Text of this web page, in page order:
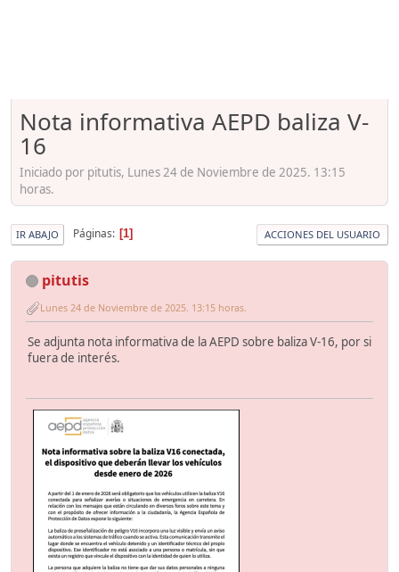
Nota informativa AEPD baliza V-
16
Iniciado por pitutis, Lunes 24 de Noviembre de 2025. 13:15
horas.
IR ABAJO Páginas 1 ACCIONES DEL USUARIO
pitutis
Lunes 24 de Noviembre de 2025. 13:15 horas.
Se adjunta nota informativa de la AEPD sobre baliza V-16, por si
fuera de interés.